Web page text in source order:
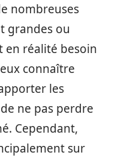
nombreuses
grandes ou
en réalité besoin
connaître
les
ne pas perdre
Cependant,
sur